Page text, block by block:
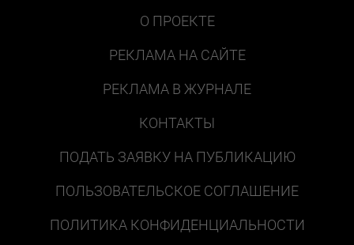
О ПРОЕКТЕ
РЕКЛАМА НА САЙТЕ
РЕКЛАМА В ЖУРНАЛЕ
КОНТАКТЫ
ПОДАТЬ ЗАЯВКУ НА ПУБЛИКАЦИЮ
ПОЛЬЗОВАТЕЛЬСКОЕ СОГЛАШЕНИЕ
ПОЛИТИКА КОНФИДЕНЦИАЛЬНОСТИ